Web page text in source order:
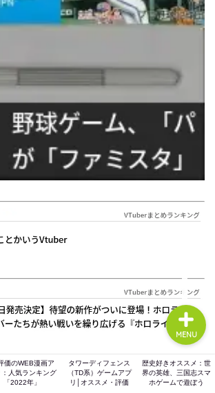
価のWEB漫画ア
：人気ランキング
「2022年」
タワーディフェンス
（TD系）ゲームアプ
リ│オススメ・評価
歴史好きオススメ：世
界の英雄、三国志スマ
ホゲームで遊ぼう
MENU
ゲーム評価
ガジェット